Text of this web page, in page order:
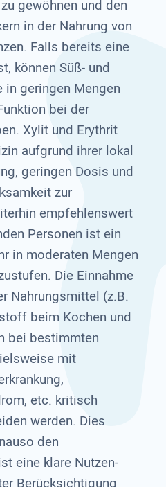
gewöhnen und den
in der Nahrung von
Falls bereits eine
können Süß- und
geringen Mengen
bei der
Xylit und Erythrit
aufgrund ihrer lokal
geringen Dosis und
zur
empfehlenswert
Personen ist ein
in moderaten Mengen
Die Einnahme
Nahrungsmittel (z.B.
beim Kochen und
bei bestimmten
mit
etc. kritisch
werden. Dies
den
eine klare Nutzen-